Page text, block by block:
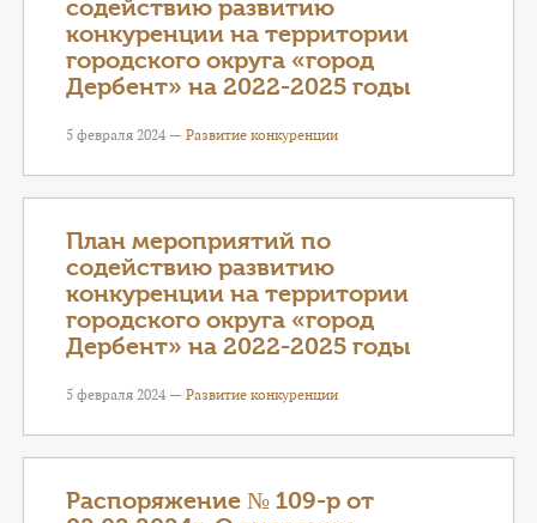
содействию развитию
конкуренции на территории
городского округа «город
Дербент» на 2022-2025 годы
5 февраля 2024 — Развитие конкуренции
План мероприятий по
содействию развитию
конкуренции на территории
городского округа «город
Дербент» на 2022-2025 годы
5 февраля 2024 — Развитие конкуренции
Распоряжение № 109-р от